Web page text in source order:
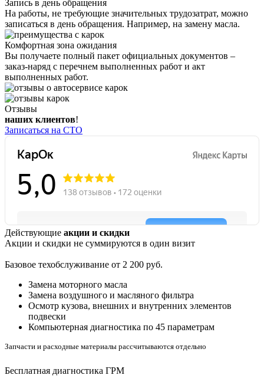
Запись в день обращения
На работы, не требующие значительных трудозатрат, можно
записаться в день обращения. Например, на замену масла.
Комфортная зона ожидания
Вы получаете полный пакет официальных документов –
заказ-наряд с перечнем выполненных работ и акт
выполненных работ.
Отзывы
наших клиентов!
Записаться на СТО
Действующие акции и скидки
Акции и скидки не суммируются в один визит
Базовое техобслуживание от 2 200 руб.
Замена моторного масла
Замена воздушного и масляного фильтра
Осмотр кузова, внешних и внутренних элементов
подвески
Компьютерная диагностика по 45 параметрам
Запчасти и расходные материалы рассчитываются отдельно
Бесплатная диагностика ГРМ